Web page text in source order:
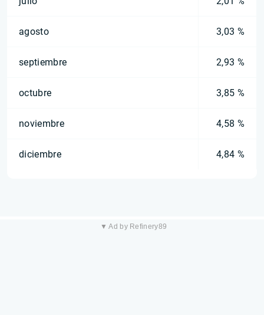
agosto 3,03 %
septiembre 2,93 %
octubre 3,85 %
noviembre 4,58 %
diciembre 4,84 %
▼ Ad by Refinery89